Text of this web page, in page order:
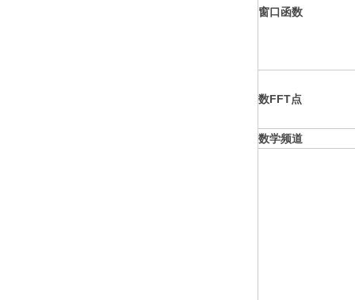
窗口函数
数FFT点
数学频道